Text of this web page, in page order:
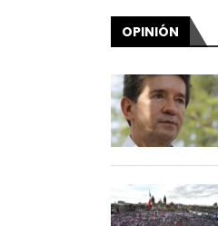
OPINIÓN